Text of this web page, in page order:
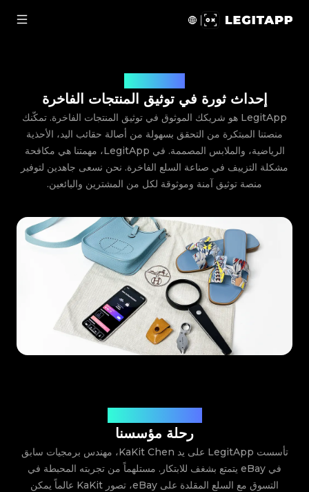
إحداث ثورة في توثيق المنتجات الفاخرة
LegitApp هو شريكك الموثوق في توثيق المنتجات الفاخرة. تمكّنك
منصتنا المبتكرة من التحقق بسهولة من أصالة حقائب اليد، الأحذية
الرياضية، والملابس المصممة.
في LegitApp، مهمتنا هي مكافحة
مشكلة التزييف في صناعة السلع الفاخرة. نحن نسعى جاهدين لتوفير
منصة توثيق آمنة وموثوقة لكل من المشترين والبائعين.
رحلة مؤسسنا
تأسست LegitApp على يد KaKit Chen، مهندس برمجيات سابق
في eBay يتمتع بشغف للابتكار. مستلهماً من تجربته المحبطة في
التسوق مع السلع المقلدة على eBay، تصور KaKit عالماً يمكن